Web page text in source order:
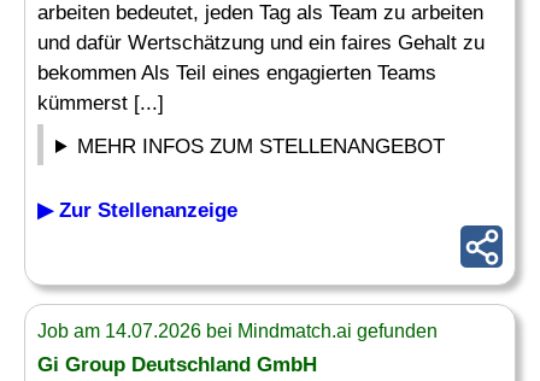
arbeiten bedeutet, jeden Tag als Team zu arbeiten
und dafür Wertschätzung und ein faires Gehalt zu
bekommen Als Teil eines engagierten Teams
kümmerst [...]
MEHR INFOS ZUM STELLENANGEBOT
▶ Zur Stellenanzeige
Job am 14.07.2026 bei Mindmatch.ai gefunden
Gi Group Deutschland GmbH